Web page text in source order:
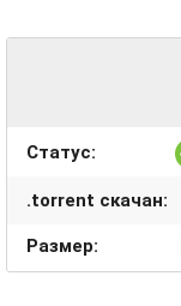
Статус:
.torrent скачан:
Размер: